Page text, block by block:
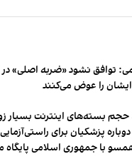
توافق نشود «ضربه اصلی»
را عوض می‌کنند
حجم بسته‌های اینترنت بسیار
پزشکیان برای
با جمهوری اسلامی